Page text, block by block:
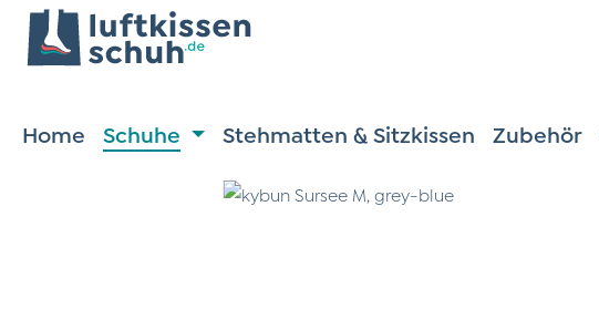
Hauptinhalt springen
Zur Suche springen
Zur Hauptnavigation springen
Home Schuhe Stehmatten & Sitzkissen Zubehör